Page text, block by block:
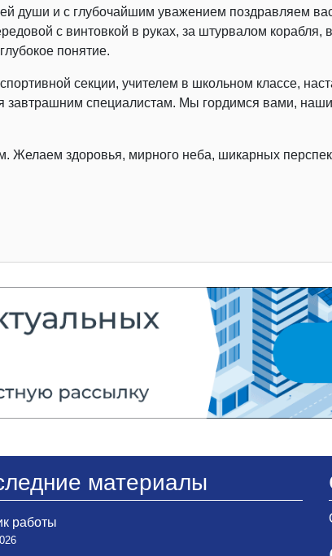
души и с глубочайшим уважением поздравляем
с винтовкой в руках, за штурвалом
понятие.
секции, учителем в школьном классе,
завтрашним специалистам. Мы гордимся вами,
Желаем здоровья, мирного неба, шикарных
материалы
работы